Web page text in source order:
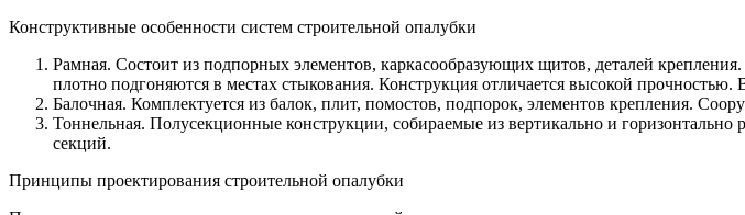
Конструктивные особенности систем строительной опалубки
Рамная. Состоит из подпорных элементов, каркасообразующих щитов, деталей
плотно подгоняются в местах стыкования. Конструкция отличается высокой прочностью.
Балочная. Комплектуется из балок, плит, помостов, подпорок, элементов крепления.
Тоннельная. Полусекционные конструкции, собираемые из вертикально и
секций.
Принципы проектирования строительной опалубки